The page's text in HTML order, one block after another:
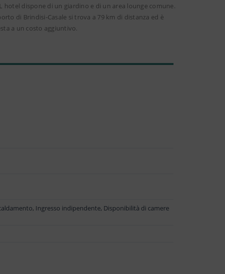
hotel dispone di un giardino e di un area lounge comune.
di Brindisi-Casale si trova a 79 km di distanza ed è
a un costo aggiuntivo.
Ingresso indipendente, Disponibilità di camere